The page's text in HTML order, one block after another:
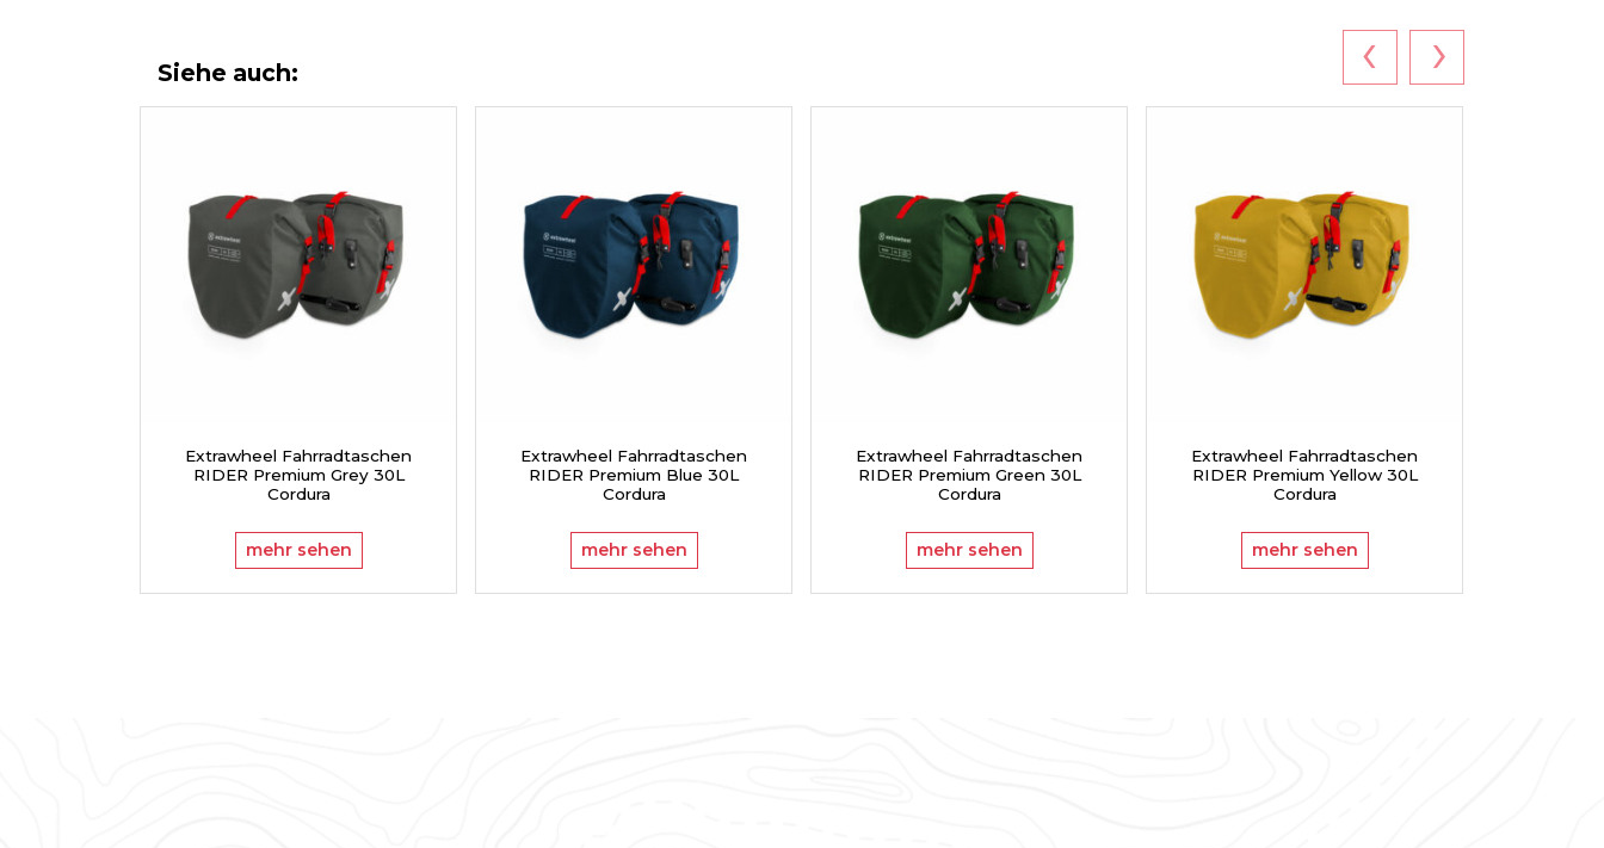
Siehe auch:
Extrawheel Fahrradtaschen
RIDER Premium Grey 30L
Cordura
mehr sehen
Extrawheel Fahrradtaschen
RIDER Premium Blue 30L
Cordura
mehr sehen
Extrawheel Fahrradtaschen
RIDER Premium Green 30L
Cordura
mehr sehen
Extrawheel Fahrradtaschen
RIDER Premium Yellow 30L
Cordura
mehr sehen
‹ ›